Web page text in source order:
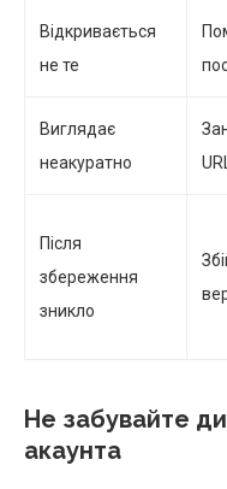
Відкривається
не те
Виглядає
неакуратно
URL
Після
збереження
зникло
Не забувайте
акаунта